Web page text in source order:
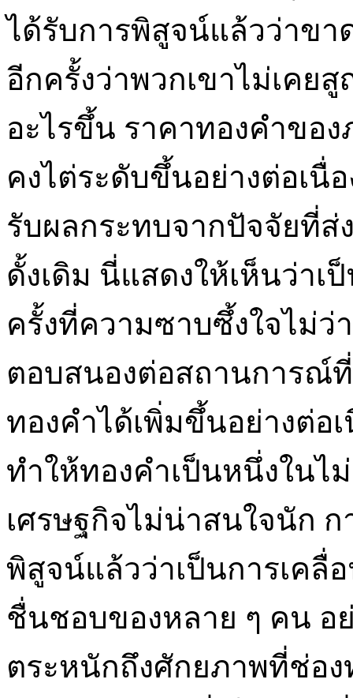
ได้รับการพิสูจน์แล้วว่าข
อีกครั้งว่าพวกเขาไม่เคยสู
อะไรขึ้น ราคาทองคำขอ
คงไต่ระดับขึ้นอย่างต่อเนื่
รับผลกระทบจากปัจจัยที่ส่
ดั้งเดิม นี่แสดงให้เห็นว่าเ
ครั้งที่ความซาบซึ้งใจไม่ว่
ตอบสนองต่อสถานการณ์
ทองคำได้เพิ่มขึ้นอย่างต่อ
ทำให้ทองคำเป็นหนึ่งในไ
เศรษฐกิจไม่น่าสนใจนัก
พิสูจน์แล้วว่าเป็นการเค
ชื่นชอบของหลาย ๆ คน อ
ตระหนักถึงศักยภาพที่ช่อ